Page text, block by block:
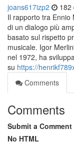
joans617izp2 182
Il rapporto tra Ennio
di un dialogo più
basato sul rispetto
musicale. Igor
nel 1972, ha
su https://
Comments
Comments
Submit a Comment
No HTML